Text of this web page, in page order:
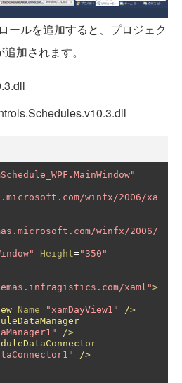
ールを追加すると、プロジェク
加されます。
winfx/2006/xa
winfx/2006/
Height="350"
xaml">
Name="xamDayView1"
/>
/>
/>